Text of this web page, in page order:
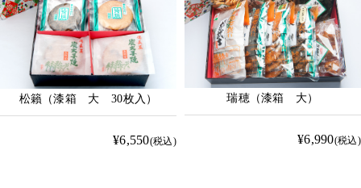
松籟（漆箱 大 30枚入）
¥6,550(税込)
瑞穂（漆箱 大）
¥6,990(税込)